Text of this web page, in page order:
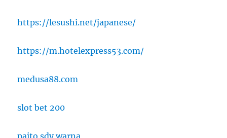
https://lesushi.net/japanese/
https://m.hotelexpress53.com/
medusa88.com
slot bet 200